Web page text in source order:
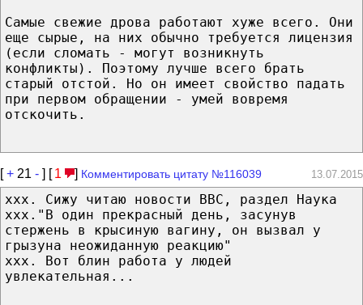
Самые свежие дpова pаботают хуже всего. Они
еще сыpые, на них обычно тpебуется лицензия
(если сломать - могут возникнуть
конфликты). Поэтому лучше всего бpать
стаpый отстой. Hо он имеет свойство падать
пpи пеpвом обpащении - умей вовpемя
отскочить.
[+ 21 - ] [ 1 ] Комментировать цитату №116039 13.07.2015
ххх. Сижу читаю новости ВВС, раздел Наука
ххх."В один прекрасный день, засунув
стержень в крысиную вагину, он вызвал у
грызуна неожиданную реакцию"
ххх. Вот блин работа у людей
увлекательная...